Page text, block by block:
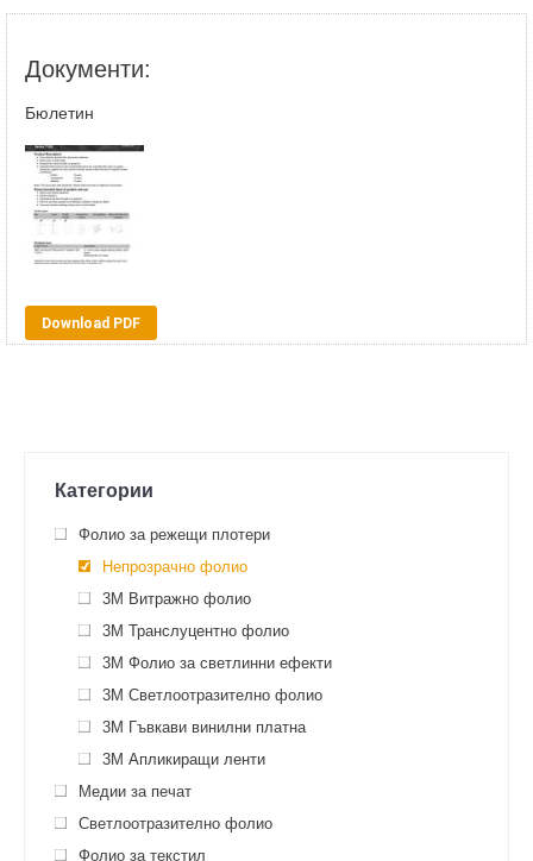
Документи:
Бюлетин
Download PDF
Категории
Фолио за режещи плотери
Непрозрачно фолио
3M Витражно фолио
3M Транслуцентно фолио
3M Фолио за светлинни ефекти
3M Светлоотразително фолио
3M Гъвкави винилни платна
3M Апликиращи ленти
Медии за печат
Светлоотразително фолио
Фолио за текстил